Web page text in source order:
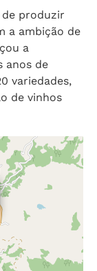
de produzir
a ambição de
a
anos de
variedades,
de vinhos